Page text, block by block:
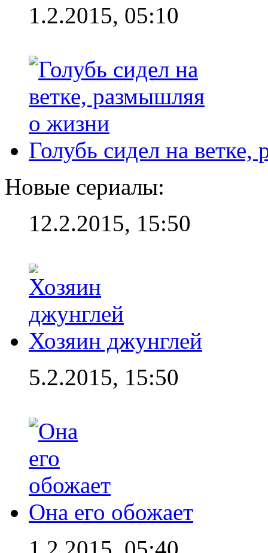
1.2.2015, 05:10
Голубь сидел на
Новые сериалы:
12.2.2015, 15:50
Хозяин джунглей
5.2.2015, 15:50
Она его обожает